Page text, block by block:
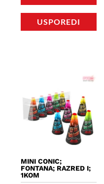
USPOREDI
MINI CONIC;
FONTANA; RAZRED I;
1KOM